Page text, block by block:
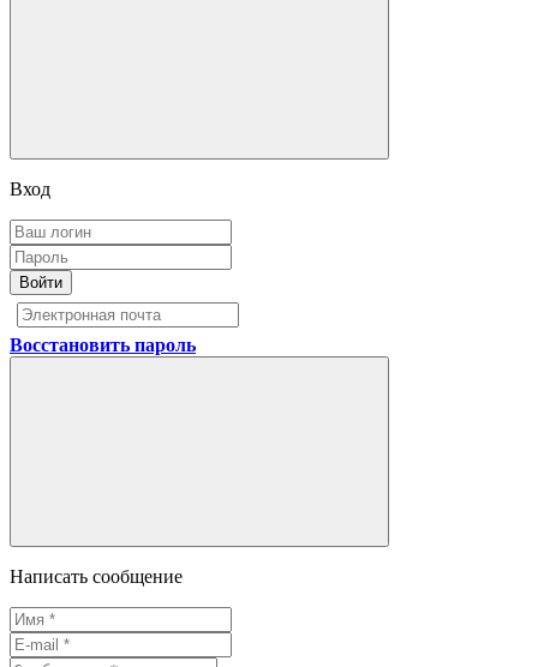
Вход
Войти
Восстановить пароль
Написать сообщение